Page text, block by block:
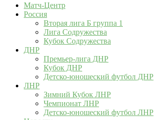
Матч-Центр
Россия
Вторая лига Б группа 1
Лига Содружества
Кубок Содружества
ДНР
Премьер-лига ДНР
Кубок ДНР
Детско-юношеский футбол ДНР
ЛНР
Зимний Кубок ЛНР
Чемпионат ЛНР
Детско-юношеский футбол ЛНР